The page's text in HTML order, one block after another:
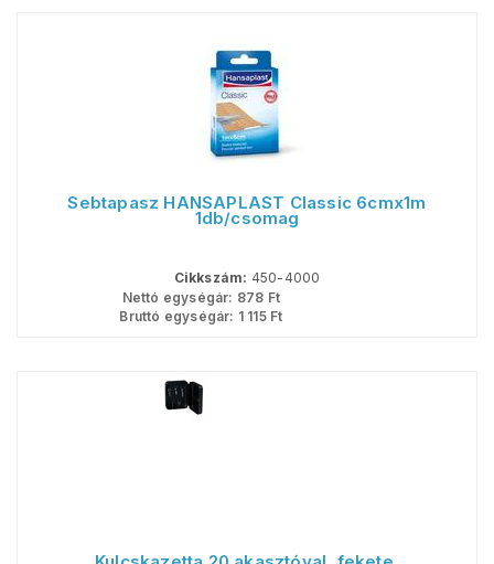
Sebtapasz HANSAPLAST Classic 6cmx1m
1db/csomag
Cikkszám: 450-4000
Nettó egységár: 878 Ft
Bruttó egységár: 1 115Ft